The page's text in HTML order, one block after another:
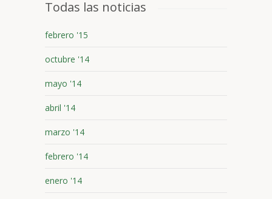
Todas las noticias
febrero '15
octubre '14
mayo '14
abril '14
marzo '14
febrero '14
enero '14